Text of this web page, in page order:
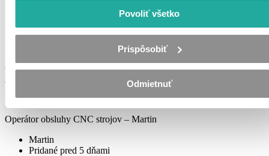
Povoliť všetko
Prispôsobiť
Odmietnuť
Sereď
Od 1 314 - 1 624 €mesiac
Detail ponuky
Operátor obsluhy CNC strojov – Martin
Martin
Pridané pred 5 dňami